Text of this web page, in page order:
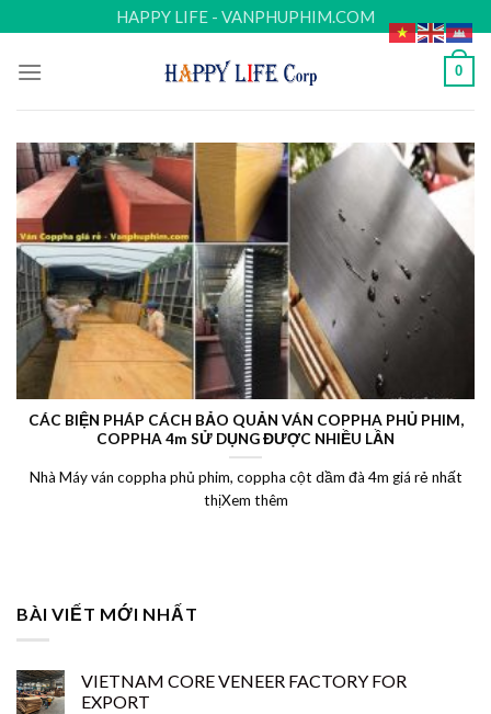
to
content
HAPPY LIFE - VANPHUPHIM.COM
0
CÁC BIỆN PHÁP CÁCH BẢO QUẢN VÁN COPPHA PHỦ PHIM,
COPPHA 4m SỬ DỤNG ĐƯỢC NHIỀU LẦN
Nhà Máy ván coppha phủ phim, coppha cột dầm đà 4m giá rẻ nhất
thịXem thêm
BÀI VIẾT MỚI NHẤT
VIETNAM CORE VENEER FACTORY FOR
EXPORT